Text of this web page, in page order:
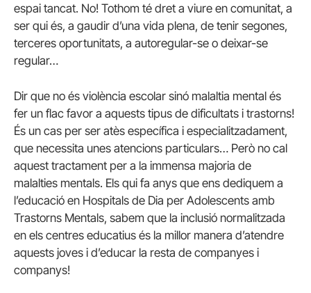
espai tancat. No! Tothom té dret a viure en comunitat, a
ser qui és, a gaudir d’una vida plena, de tenir segones,
terceres oportunitats, a autoregular-se o deixar-se
regular…
Dir que no és violència escolar sinó malaltia mental és
fer un flac favor a aquests tipus de dificultats i trastorns!
És un cas per ser atès específica i especialitzadament,
que necessita unes atencions particulars… Però no cal
aquest tractament per a la immensa majoria de
malalties mentals. Els qui fa anys que ens dediquem a
l’educació en Hospitals de Dia per Adolescents amb
Trastorns Mentals, sabem que la inclusió normalitzada
en els centres educatius és la millor manera d’atendre
aquests joves i d’educar la resta de companyes i
companys!